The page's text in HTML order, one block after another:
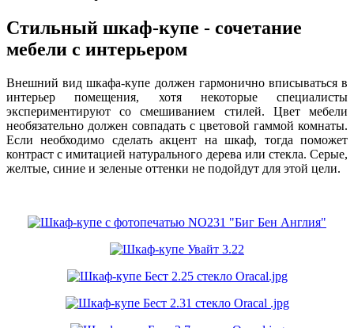
Стильный шкаф-купе - сочетание
мебели с интерьером
Внешний вид шкафа-купе должен гармонично вписываться в
интерьер помещения, хотя некоторые специалисты
экспериментируют со смешиванием стилей. Цвет мебели
необязательно должен совпадать с цветовой гаммой комнаты.
Если необходимо сделать акцент на шкаф, тогда поможет
контраст с имитацией натурального дерева или стекла. Серые,
желтые, синие и зеленые оттенки не подойдут для этой цели.